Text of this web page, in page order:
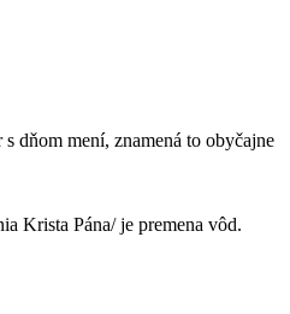
dňom mení, znamená to obyčajne
Krista Pána/ je premena vôd.